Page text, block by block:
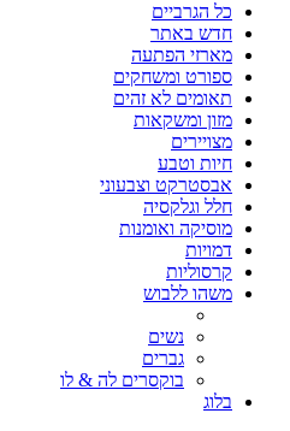
כל הגרביים
חדש באתר
מארזי הפתעה
ספורט ומשחקים
תאומים לא זהים
מזון ומשקאות
מצויירים
חיות וטבע
אבסטרקט וצבעוני
חלל וגלקסיה
מוסיקה ואומנות
דמויות
קרסוליות
משהו ללבוש
נשים
גברים
בוקסרים לה & לו
בלוג